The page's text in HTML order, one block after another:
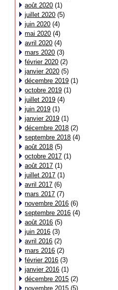
août 2020 (1)
juillet 2020 (5)
juin 2020 (4)
mai 2020 (4)
avril 2020 (4)
mars 2020 (3)
février 2020 (2)
janvier 2020 (5)
décembre 2019 (1)
octobre 2019 (1)
juillet 2019 (4)
juin 2019 (1)
janvier 2019 (1)
décembre 2018 (2)
septembre 2018 (4)
août 2018 (5)
octobre 2017 (1)
août 2017 (1)
juillet 2017 (1)
avril 2017 (6)
mars 2017 (7)
novembre 2016 (6)
septembre 2016 (4)
août 2016 (5)
juin 2016 (3)
avril 2016 (2)
mars 2016 (2)
février 2016 (3)
janvier 2016 (1)
décembre 2015 (2)
novembre 2015 (5)